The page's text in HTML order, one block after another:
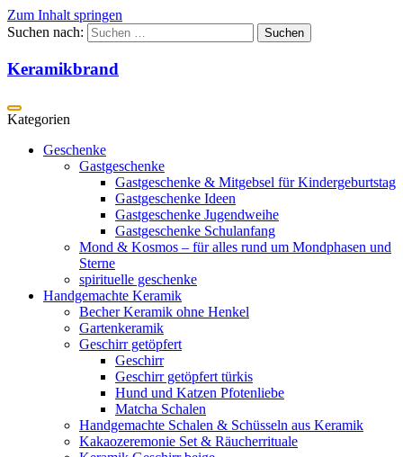
Zum Inhalt springen
Suchen nach:
Keramikbrand
Geschenke
Gastgeschenke
Gastgeschenke & Mitgebsel für Kindergeburtstag
Gastgeschenke Ideen
Gastgeschenke Jugendweihe
Gastgeschenke Schulanfang
Mond & Kosmos – für alles rund um Mondphasen und
Sterne
spirituelle geschenke
Handgemachte Keramik
Becher Keramik ohne Henkel
Gartenkeramik
Geschirr getöpfert
Geschirr
Geschirr getöpfert türkis
Hund und Katzen Pfotenliebe
Matcha Schalen
Handgemachte Schalen & Schüsseln aus Keramik
Kakaozeremonie Set & Räucherrituale